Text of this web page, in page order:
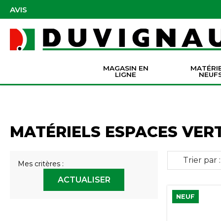
AVIS
MAGASIN EN
LIGNE
MATÉRIELS ESPACES
Mes critères :
ACTUALISER
Trier par :
NEUF